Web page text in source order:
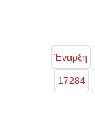
Έναρξη
17284